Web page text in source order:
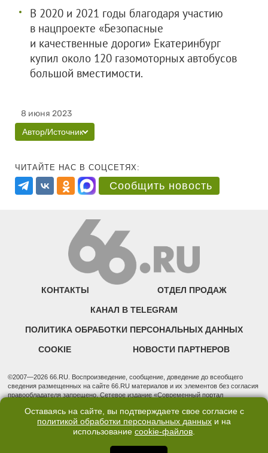
В 2020 и 2021 годы благодаря участию
в нацпроекте «Безопасные
и качественные дороги» Екатеринбург
купил около 120 газомоторных автобусов
большой вместимости.
8 июня 2023
Автор/Источник
ЧИТАЙТЕ НАС В СОЦСЕТЯХ:
Сообщить новость
КОНТАКТЫ ОТДЕЛ ПРОДАЖ
КАНАЛ В TELEGRAM
ПОЛИТИКА ОБРАБОТКИ ПЕРСОНАЛЬНЫХ ДАННЫХ
COOKIE НОВОСТИ ПАРТНЕРОВ
©2007—2026 66.RU. Воспроизведение, сообщение, доведение до всеобщего
сведения размещенных на сайте 66.RU материалов и их элементов без согласия
правообладателя запрещено. Сетевое издание «Современный портал
надзору в сфере связи, информационных технологий и массовых коммуникаций
(Роскомнадзор). Регистрационный номер ЭЛ № ФС 77 - 76634 от 02.09.2019
Учредитель: Общество с ограниченной ответственностью "66.ру". Юридический
3, оф. 7015 Фактический адрес редакции и отдела продаж: 620014, Свердловская
Оставаясь на сайте, вы подтверждаете свое согласие с
политикой обработки персональных данных и на
использование cookie-файлов.